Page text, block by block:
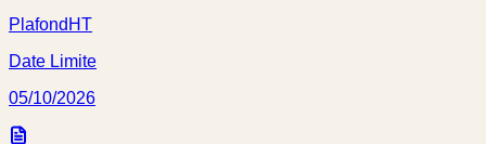
Plafond HT
Date Limite
05/10/2026